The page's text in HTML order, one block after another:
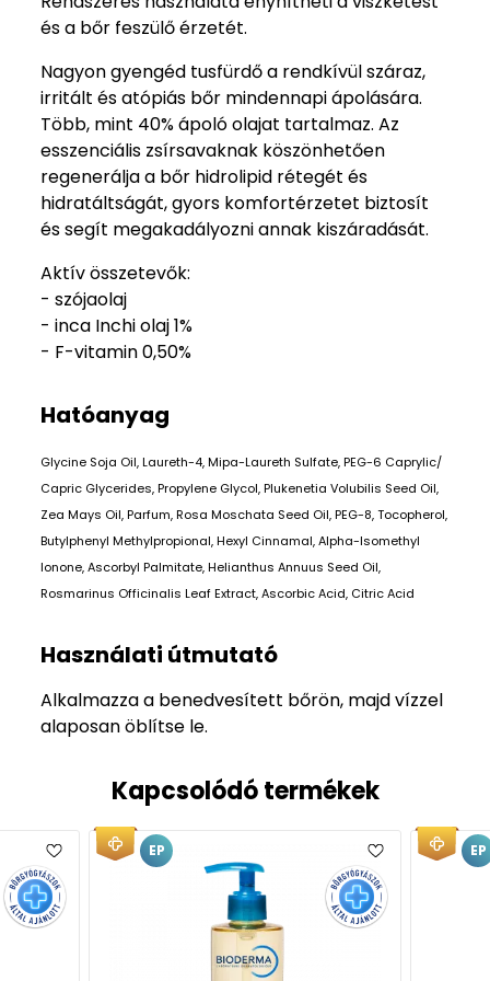
és a bőr feszülő érzetét.
Nagyon gyengéd tusfürdő a rendkívül száraz,
irritált és atópiás bőr mindennapi ápolására.
Több, mint 40% ápoló olajat tartalmaz. Az
esszenciális zsírsavaknak köszönhetően
regenerálja a bőr hidrolipid rétegét és
hidratáltságát, gyors komfortérzetet biztosít
és segít megakadályozni annak kiszáradását.
Aktív összetevők:
- szójaolaj
- inca Inchi olaj 1%
- F-vitamin 0,50%
Hatóanyag
Glycine Soja Oil, Laureth-4, Mipa-Laureth Sulfate, PEG-6 Caprylic/​
Capric Glycerides, Propylene Glycol, Plukenetia Volubilis Seed Oil,
Zea Mays Oil, Parfum, Rosa Moschata Seed Oil, PEG-8, Tocopherol,
Butylphenyl Methylpropional, Hexyl Cinnamal, Alpha-Isomethyl
Ionone, Ascorbyl Palmitate, Helianthus Annuus Seed Oil,
Rosmarinus Officinalis Leaf Extract, Ascorbic Acid, Citric Acid
Használati útmutató
Alkalmazza a benedvesített bőrön, majd vízzel
alaposan öblítse le.
Kapcsolódó termékek